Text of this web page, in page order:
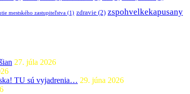
mestského zastupiteľstva (1) zdravie (2) zspohvelkekapusany
27. júla 2026
TU sú vyjadrenia… 29. júna 2026